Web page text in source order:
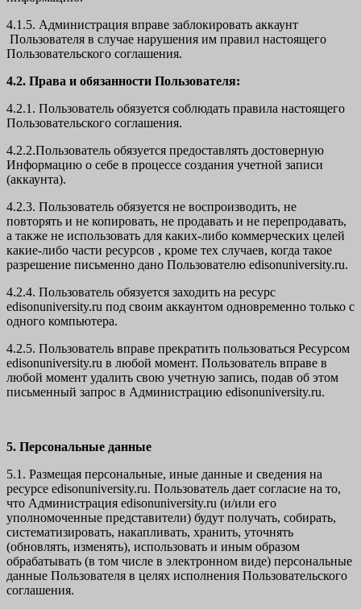
4.1.5. Администрация вправе заблокировать аккаунт
Пользователя в случае нарушения им правил настоящего
Пользовательского соглашения.
4.2. Права и обязанности Пользователя:
4.2.1. Пользователь обязуется соблюдать правила настоящего
Пользовательского соглашения.
4.2.2.Пользователь обязуется предоставлять достоверную
Информацию о себе в процессе создания учетной записи
(аккаунта).
4.2.3. Пользователь обязуется не воспроизводить, не
повторять и не копировать, не продавать и не перепродавать,
а также не использовать для каких-либо коммерческих целей
какие-либо части ресурсов , кроме тех случаев, когда такое
разрешение письменно дано Пользователю edisonuniversity.ru.
4.2.4. Пользователь обязуется заходить на ресурс
edisonuniversity.ru под своим аккаунтом одновременно только с
одного компьютера.
4.2.5. Пользователь вправе прекратить пользоваться Ресурсом
edisonuniversity.ru в любой момент. Пользователь вправе в
любой момент удалить свою учетную запись, подав об этом
письменный запрос в Администрацию edisonuniversity.ru.
5. Персональные данные
5.1. Размещая персональные, иные данные и сведения на
ресурсе edisonuniversity.ru. Пользователь дает согласие на то,
что Администрация edisonuniversity.ru (и/или его
уполномоченные представители) будут получать, собирать,
систематизировать, накапливать, хранить, уточнять
(обновлять, изменять), использовать и иным образом
обрабатывать (в том числе в электронном виде) персональные
данные Пользователя в целях исполнения Пользовательского
соглашения.